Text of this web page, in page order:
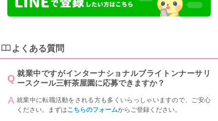
よくある質問
就業中ですがインターナショナルブライトンナーサリ
ースクール三軒茶屋園に応募できますか？
就業中に転職活動をされる方も多くいらっしゃいますので、ご安心
ください。まずはこちらのフォームからご登録ください。